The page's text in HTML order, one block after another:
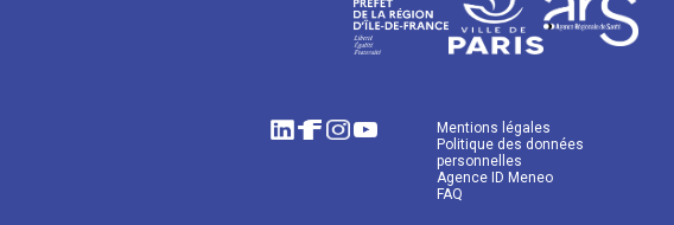
Mentions légales
Politique des données
personnelles
Agence ID Meneo
FAQ